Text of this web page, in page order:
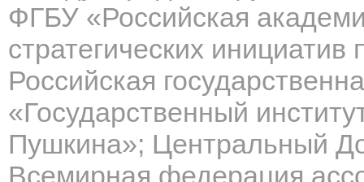
ФГБУ «Российская
стратегических
Российская
«Государственный
Пушкина»; Центральный
Всемирная федерация